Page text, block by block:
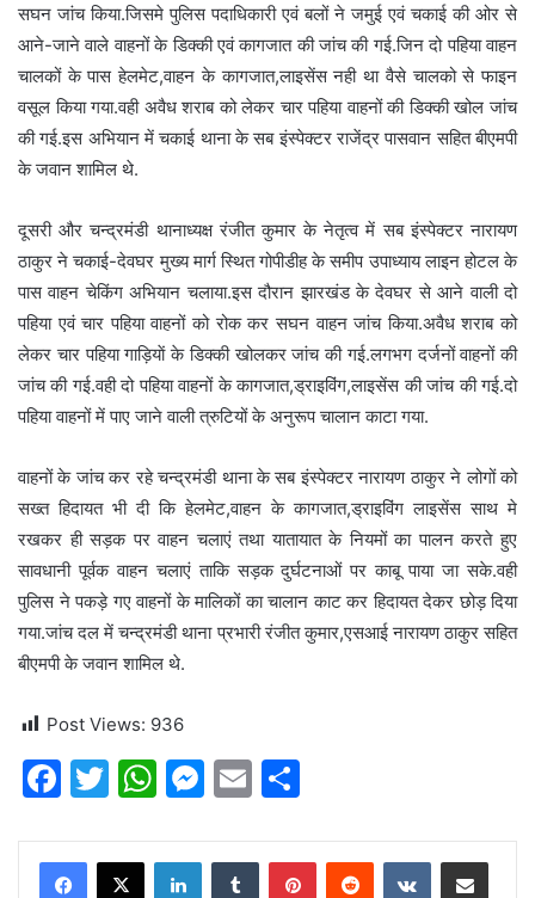
सघन जांच किया.जिसमे पुलिस पदाधिकारी एवं बलों ने जमुई एवं चकाई की ओर से
आने-जाने वाले वाहनों के डिक्की एवं कागजात की जांच की गई.जिन दो पहिया वाहन
चालकों के पास हेलमेट,वाहन के कागजात,लाइसेंस नही था वैसे चालको से फाइन
वसूल किया गया.वही अवैध शराब को लेकर चार पहिया वाहनों की डिक्की खोल जांच
की गई.इस अभियान में चकाई थाना के सब इंस्पेक्टर राजेंद्र पासवान सहित बीएमपी
के जवान शामिल थे.
दूसरी और चन्द्रमंडी थानाध्यक्ष रंजीत कुमार के नेतृत्व में सब इंस्पेक्टर नारायण
ठाकुर ने चकाई-देवघर मुख्य मार्ग स्थित गोपीडीह के समीप उपाध्याय लाइन होटल के
पास वाहन चेकिंग अभियान चलाया.इस दौरान झारखंड के देवघर से आने वाली दो
पहिया एवं चार पहिया वाहनों को रोक कर सघन वाहन जांच किया.अवैध शराब को
लेकर चार पहिया गाड़ियाें के डिक्की खोलकर जांच की गई.लगभग दर्जनों वाहनों की
जांच की गई.वही दो पहिया वाहनों के कागजात,ड्राइविंग,लाइसेंस की जांच की गई.दो
पहिया वाहनों में पाए जाने वाली त्रुटियों के अनुरूप चालान काटा गया.
वाहनों के जांच कर रहे चन्द्रमंडी थाना के सब इंस्पेक्टर नारायण ठाकुर ने लोगों को
सख्त हिदायत भी दी कि हेलमेट,वाहन के कागजात,ड्राइविंग लाइसेंस साथ मे
रखकर ही सड़क पर वाहन चलाएं तथा यातायात के नियमों का पालन करते हुए
सावधानी पूर्वक वाहन चलाएं ताकि सड़क दुर्घटनाओं पर काबू पाया जा सके.वही
पुलिस ने पकड़े गए वाहनों के मालिकों का चालान काट कर हिदायत देकर छोड़ दिया
गया.जांच दल में चन्द्रमंडी थाना प्रभारी रंजीत कुमार,एसआई नारायण ठाकुर सहित
बीएमपी के जवान शामिल थे.
Post Views: 936
F
c
T
itt
W
at
M
s
E
ai ar
LinkedInTumblr PinterestReddit VKontakteShare via Email